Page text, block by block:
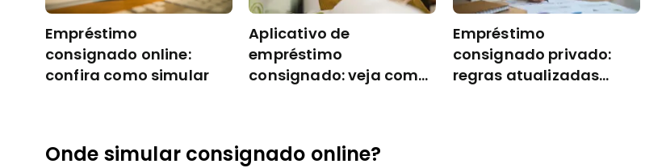
Empréstimo
consignado online:
confira como simular
Aplicativo de
empréstimo
consignado: veja como
Empréstimo
consignado privado:
regras atualizadas
Onde simular consignado online?